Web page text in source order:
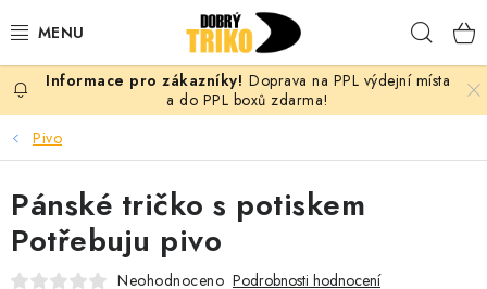
na
PRO ŽENY
PRO MUŽE
PRO DĚTI
Doprava na PPL výdejní místa
a do PPL boxů zdarma!
Pivo
Pánské tričko s potiskem
Potřebuju pivo
Neohodnoceno Podrobnosti hodnocení